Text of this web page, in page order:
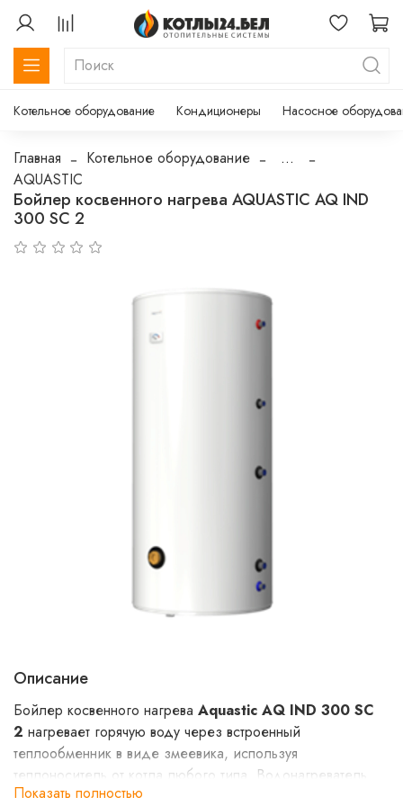
Котельное оборудование Кондиционеры Насосное
Главная Котельное оборудование
...
AQUASTIC
Бойлер косвенного нагрева AQUASTIC AQ IND
300 SС 2
Описание
Бойлер косвенного нагрева Aquastic AQ IND 300 SC
2 нагревает горячую воду через встроенный
теплообменник в виде змеевика, используя
теплоноситель от котла любого типа. Водонагреватель
Hajdu AQ IND 300C имеет встроенную гильзу в верхнем
Показать полностью